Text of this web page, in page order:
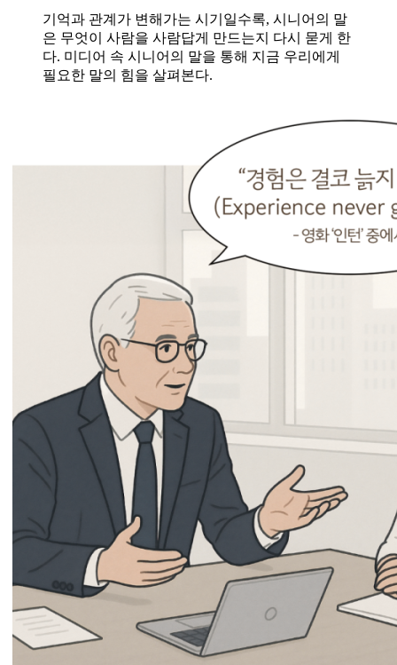
기억과 관계가 변해가는 시기일수록, 시니어의 말
은 무엇이 사람을 사람답게 만드는지 다시 묻게 한
다. 미디어 속 시니어의 말을 통해 지금 우리에게
필요한 말의 힘을 살펴본다.